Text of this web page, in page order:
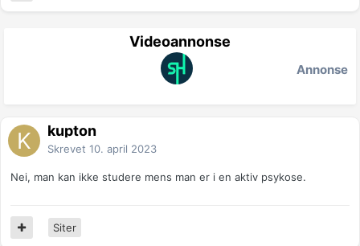
Videoannonse
Annonse
kupton
Skrevet 10. april 2023
Nei, man kan ikke studere mens man er i en aktiv psykose.
Siter